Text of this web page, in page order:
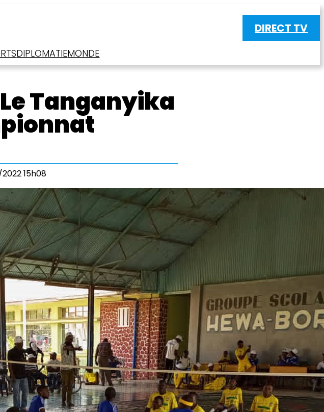
DIRECT TV
DIPLOMATIEMONDE
Tanganyika
15h08